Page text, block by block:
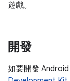
遊戲。
開發
如要開發